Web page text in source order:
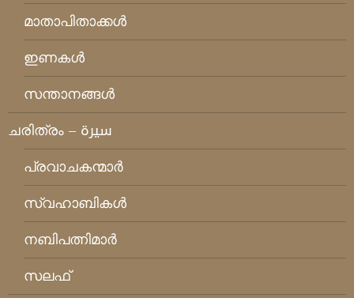
മാതാപിതാക്കള്‍
ഇണകള്‍
സന്താനങ്ങള്‍
ചരിത്രം – سيرة
പ്രവാചകന്മാര്‍
സ്വഹാബികള്‍
നബിപത്നിമാര്‍
സലഫ്